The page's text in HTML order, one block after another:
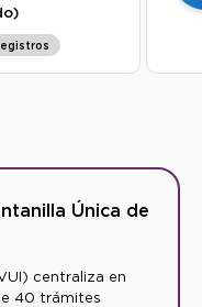
Única de
centraliza en
40 trámites